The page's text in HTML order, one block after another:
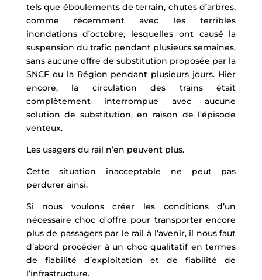
tels que éboulements de terrain, chutes d’arbres,
comme récemment avec les terribles
inondations d’octobre, lesquelles ont causé la
suspension du trafic pendant plusieurs semaines,
sans aucune offre de substitution proposée par la
SNCF ou la Région pendant plusieurs jours. Hier
encore, la circulation des trains était
complètement interrompue avec aucune
solution de substitution, en raison de l’épisode
venteux.
Les usagers du rail n’en peuvent plus.
Cette situation inacceptable ne peut pas
perdurer ainsi.
Si nous voulons créer les conditions d’un
nécessaire choc d’offre pour transporter encore
plus de passagers par le rail à l’avenir, il nous faut
d’abord procéder à un choc qualitatif en termes
de fiabilité d’exploitation et de fiabilité de
l’infrastructure.